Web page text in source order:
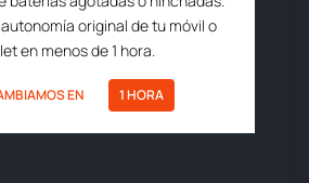
original de tu móvil o
en menos de 1 hora.
EN 1 HORA